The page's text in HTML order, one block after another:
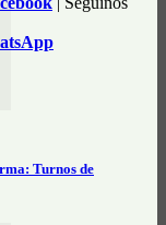
Turnos de